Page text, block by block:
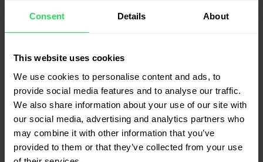
Consent Details About
This website uses cookies
We use cookies to personalise content and ads, to
provide social media features and to analyse our traffic.
We also share information about your use of our site with
our social media, advertising and analytics partners who
may combine it with other information that you’ve
provided to them or that they’ve collected from your use
Adaugă În Coș Adaugă În Coș
Capsule cu ulei din semințe de in și din semințe de cânepă – Omega 3 – 30 de capsule
33.00lei
Adaugă În Coș
Granola Protein ECO Hemp Up 400 g
53.00lei